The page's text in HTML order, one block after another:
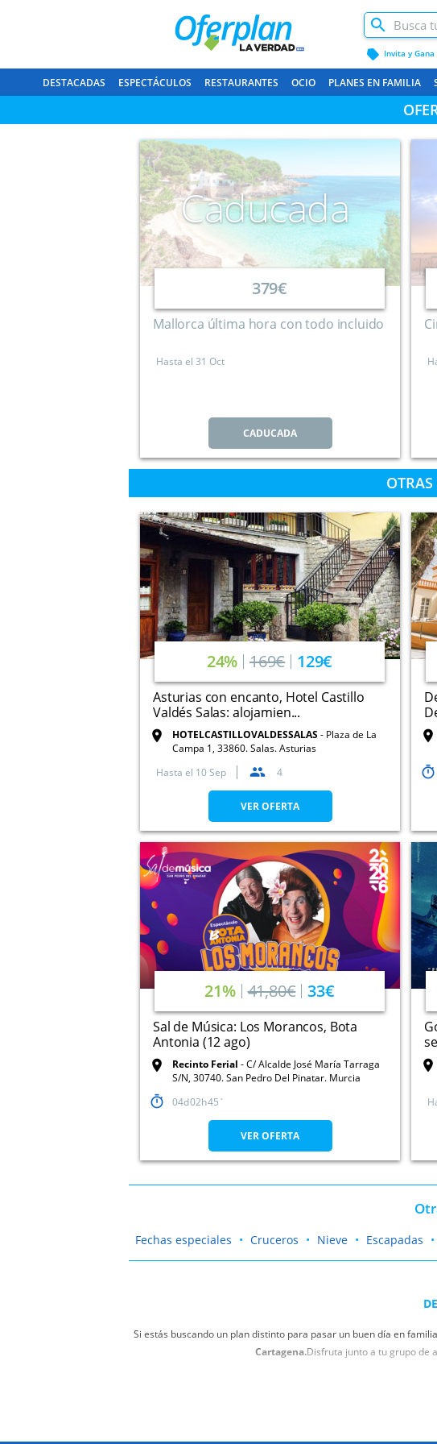
label Invita y Gana
DESTACADAS ESPECTÁCULOS RESTAURANTES OCIO PLANES EN FAMILIA
Caducada
379€
Mallorca última hora con todo incluido
Hasta el 31 Oct
CADUCADA
24% 169€ 129€
Asturias con encanto, Hotel Castillo
Valdés Salas: alojamien...
HOTELCASTILLOVALDESSALAS
Plaza de La
Campa 1, 33860. Salas. Asturias
Hasta el 10 Sep 4
VER OFERTA
21% 41,80€ 33€
Sal de Música: Los Morancos, Bota
Antonia (12 ago)
Recinto Ferial
C/ Alcalde José María Tarraga
S/N, 30740. San Pedro Del Pinatar. Murcia
04 02 45
VER OFERTA
Fechas especiales Cruceros Nieve Escapadas
Si estás buscando un plan distinto para pasar un buen día en
Cartagena.Disfruta junto a tu grupo de
y disfruta de los parques de atracciones